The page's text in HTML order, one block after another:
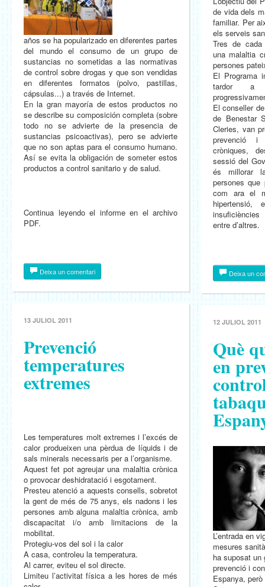
años se ha popularizado en diferentes partes
del mundo el consumo de un grupo de
sustancias no sometidas a las normativas
de control sobre drogas y que son vendidas
en diferentes formatos (polvo, pastillas,
cápsulas...) a través de Internet.
En la gran mayoría de estos productos no
se describe su composición completa (sobre
todo no se advierte de la presencia de
sustancias psicoactivas), pero se advierte
que no son aptas para el consumo humano.
Así se evita la obligación de someter estos
productos a control sanitario y de salud.
Continua leyendo el informe en el archivo
PDF.
Deixa un comentari
13 JULIOL 2011
Prevenció
temperatures
extremes
Les temperatures molt extremes i l’excés de
calor produeixen una pèrdua de líquids i de
sals minerals necessaris per a l’organisme.
Aquest fet pot agreujar una malaltia crònica
o provocar deshidratació i esgotament.
Presteu atenció a aquests consells, sobretot
la gent de més de 75 anys, els nadons i les
persones amb alguna malaltia crònica, amb
discapacitat i/o amb limitacions de la
mobilitat.
Protegiu-vos del sol i la calor
A casa, controleu la temperatura.
Al carrer, eviteu el sol directe.
Limiteu l’activitat física a les hores de més
de vida dels
familiar. Per
els serveis
Tres de
una malaltia
persones
El Programa
tardor a
El conseller
de Benestar
Cleries, van
prevenció
cròniques,
sessió del
és millorar
persones que
com ara el
entre d’altres.
Deixa un
12 JULIOL 2011
Què
en
L’entrada en
mesures
ha suposat un
prevenció i
Espanya,